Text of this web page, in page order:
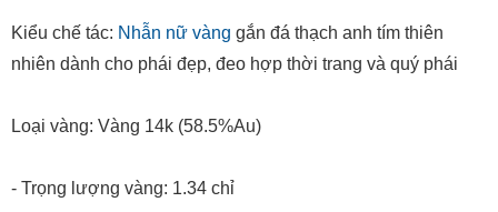
Kiểu chế tác: Nhẫn nữ vàng gắn đá thạch anh tím thiên
nhiên dành cho phái đẹp, đeo hợp thời trang và quý phái
Loại vàng: Vàng 14k (58.5%Au)
- Trọng lượng vàng: 1.34 chỉ